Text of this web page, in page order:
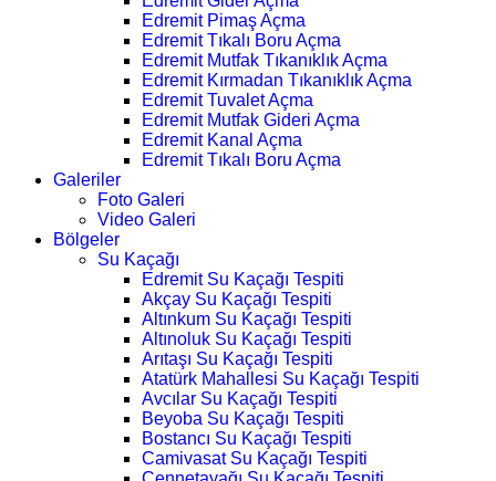
Edremit Pimaş Açma
Edremit Tıkalı Boru Açma
Edremit Mutfak Tıkanıklık Açma
Edremit Kırmadan Tıkanıklık Açma
Edremit Tuvalet Açma
Edremit Mutfak Gideri Açma
Edremit Kanal Açma
Edremit Tıkalı Boru Açma
Galeriler
Foto Galeri
Video Galeri
Bölgeler
Su Kaçağı
Edremit Su Kaçağı Tespiti
Akçay Su Kaçağı Tespiti
Altınkum Su Kaçağı Tespiti
Altınoluk Su Kaçağı Tespiti
Arıtaşı Su Kaçağı Tespiti
Atatürk Mahallesi Su Kaçağı Tespiti
Avcılar Su Kaçağı Tespiti
Beyoba Su Kaçağı Tespiti
Bostancı Su Kaçağı Tespiti
Camivasat Su Kaçağı Tespiti